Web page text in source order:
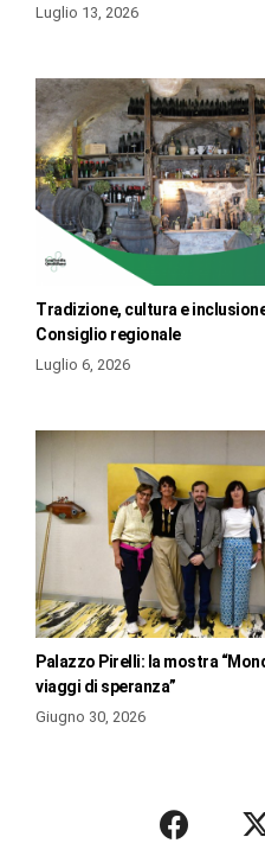
Luglio 13, 2026
Tradizione, cultura e
Consiglio regionale
Luglio 6, 2026
Palazzo Pirelli: la mostra
viaggi di speranza”
Giugno 30, 2026